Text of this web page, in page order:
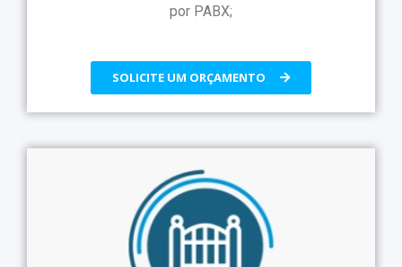
por PABX;
SOLICITE UM ORÇAMENTO